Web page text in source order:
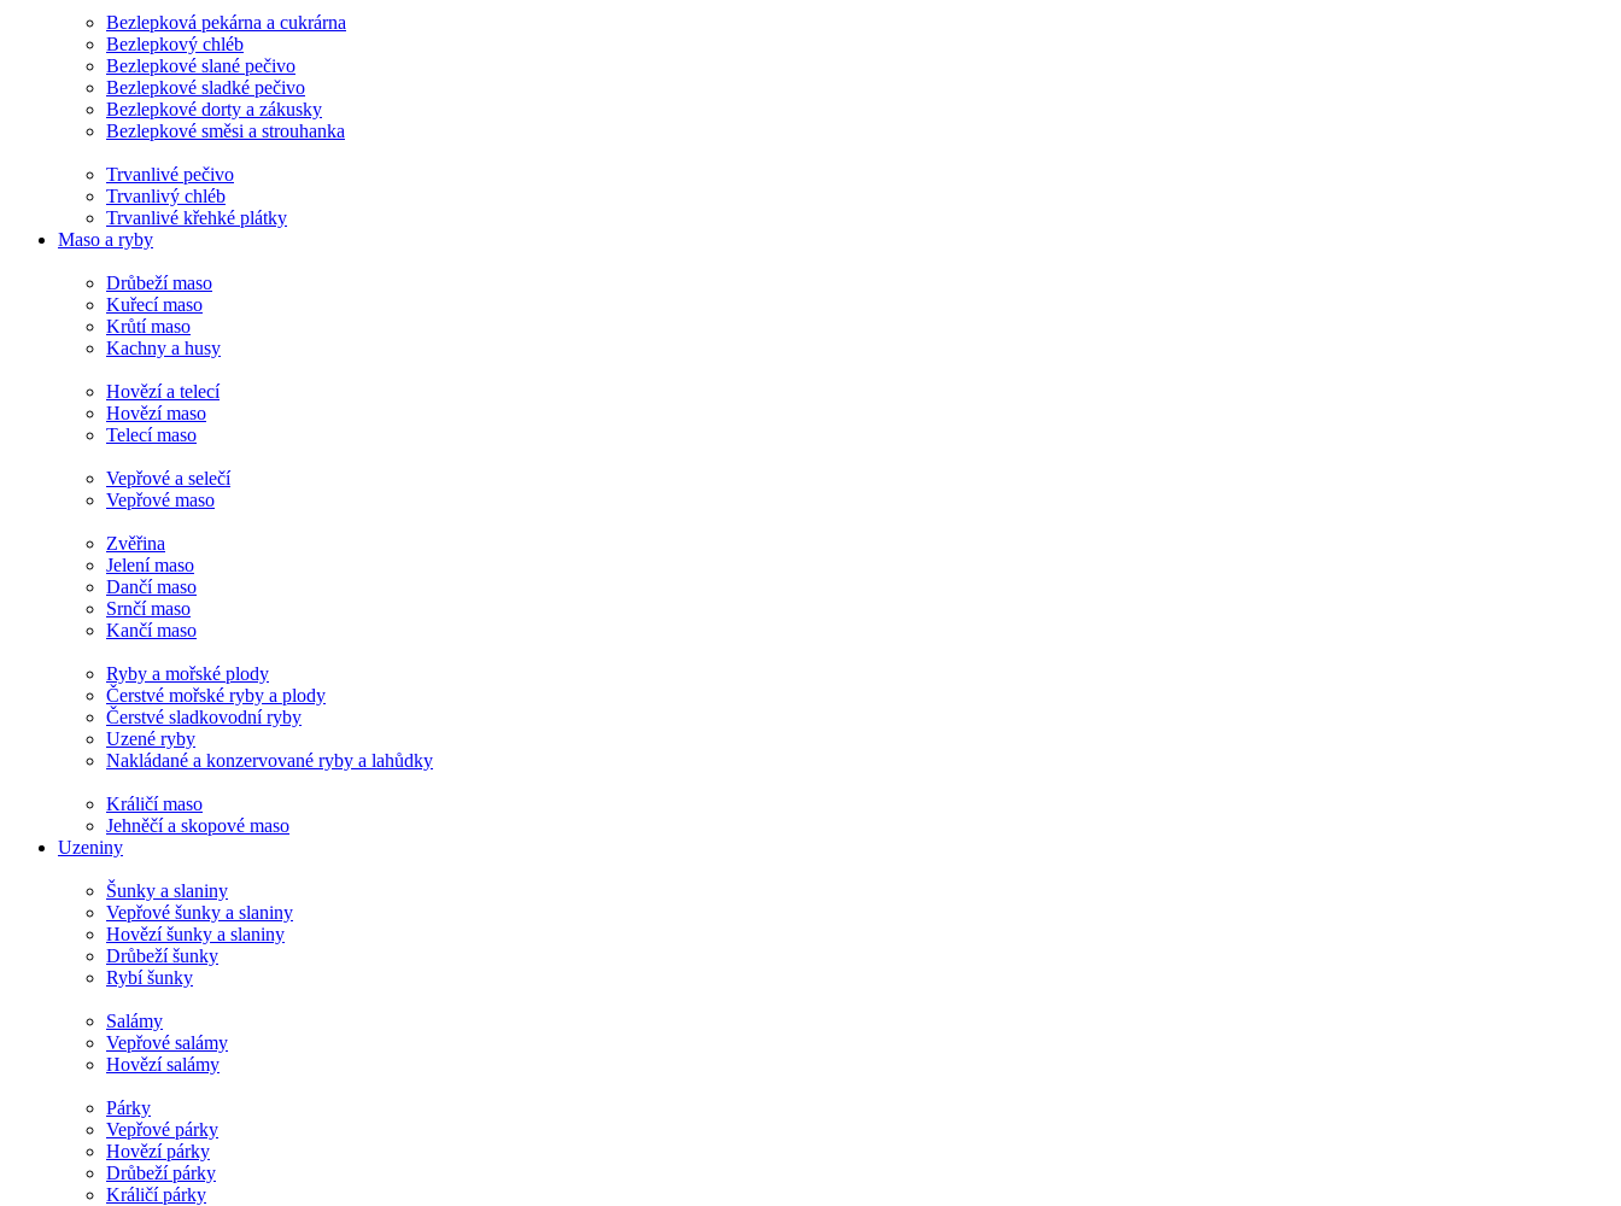
Bezlepková pekárna a cukrárna
Bezlepkový chléb
Bezlepkové slané pečivo
Bezlepkové sladké pečivo
Bezlepkové dorty a zákusky
Bezlepkové směsi a strouhanka
Trvanlivé pečivo
Trvanlivý chléb
Trvanlivé křehké plátky
Maso a ryby
Drůbeží maso
Kuřecí maso
Krůtí maso
Kachny a husy
Hovězí a telecí
Hovězí maso
Telecí maso
Vepřové a selečí
Vepřové maso
Zvěřina
Jelení maso
Dančí maso
Srnčí maso
Kančí maso
Ryby a mořské plody
Čerstvé mořské ryby a plody
Čerstvé sladkovodní ryby
Uzené ryby
Nakládané a konzervované ryby a lahůdky
Králičí maso
Jehněčí a skopové maso
Uzeniny
Šunky a slaniny
Vepřové šunky a slaniny
Hovězí šunky a slaniny
Drůbeží šunky
Rybí šunky
Salámy
Vepřové salámy
Hovězí salámy
Párky
Vepřové párky
Hovězí párky
Drůbeží párky
Králičí párky